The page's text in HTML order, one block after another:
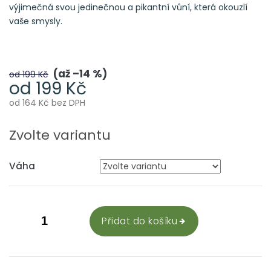
od 199 Kč až –14 %
od 199 Kč
od 164 Kč bez DPH
cena:
Zvolte variantu
Váha
Přidat do košíku
výjimečná svou jedinečnou a pikantní vůní, která okouzlí
vaše smysly.